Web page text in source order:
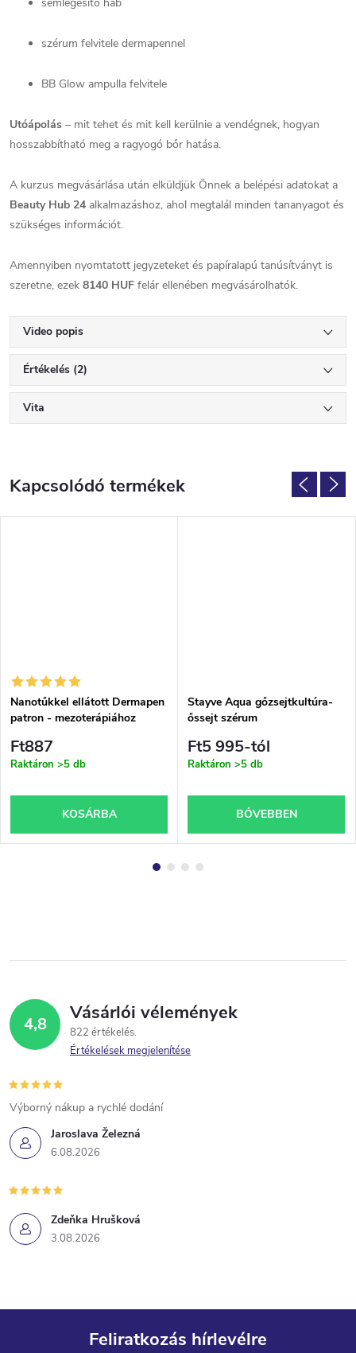
szérum felvitele dermapennel
BB Glow ampulla felvitele
Utóápolás – mit tehet és mit kell kerülnie a vendégnek, hogyan
hosszabbítható meg a ragyogó bőr hatása.
A kurzus megvásárlása után elküldjük Önnek a belépési adatokat a
Beauty Hub 24 alkalmazáshoz, ahol megtalál minden tananyagot és
szükséges információt.
Amennyiben nyomtatott jegyzeteket és papíralapú tanúsítványt is
szeretne, ezek 8140 HUF felár ellenében megvásárolhatók.
Video popis
Értékelés (2)
Vita
Kapcsolódó termékek
Nanotűkkel ellátott Dermapen
patron - mezoterápiához
Ft887
Raktáron >5 db
KOSÁRBA
Stayve Aqua gőzsejtkultúra-
őssejt szérum
Ft5 995-tól
Raktáron >5 db
BŐVEBBEN
4,8 Vásárlói vélemények
822 értékelés
Értékelések megjelenítése
Jaroslava Železná
6.08.2026
Výborný nákup a rychlé dodání
Zdeňka Hrušková
3.08.2026
Feliratkozás hírlevélre